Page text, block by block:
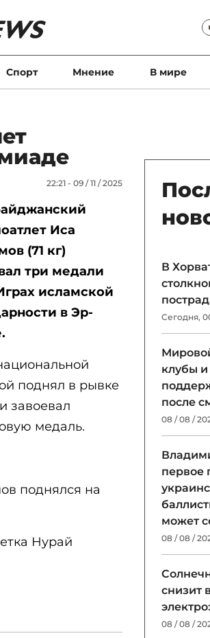
Спорт Мнение В мире
22:21 - 09 / 11 / 2025
Иса
(71 кг)
три медали
исламской
в Эр-
поднял в рывке
завоевал
медаль.
поднялся на
Нурай
В
Сегодня,
клубы
после
08 / 08 /
первое
может
08 / 08 /
снизит
08 / 08 /